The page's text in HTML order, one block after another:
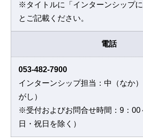
※タイトルに「インターンシップに
とご記載ください。
電話
053-482-7900
インターンシップ担当：中（なか
がし）
※受付およびお問合せ時間：9：00
日・祝日を除く）